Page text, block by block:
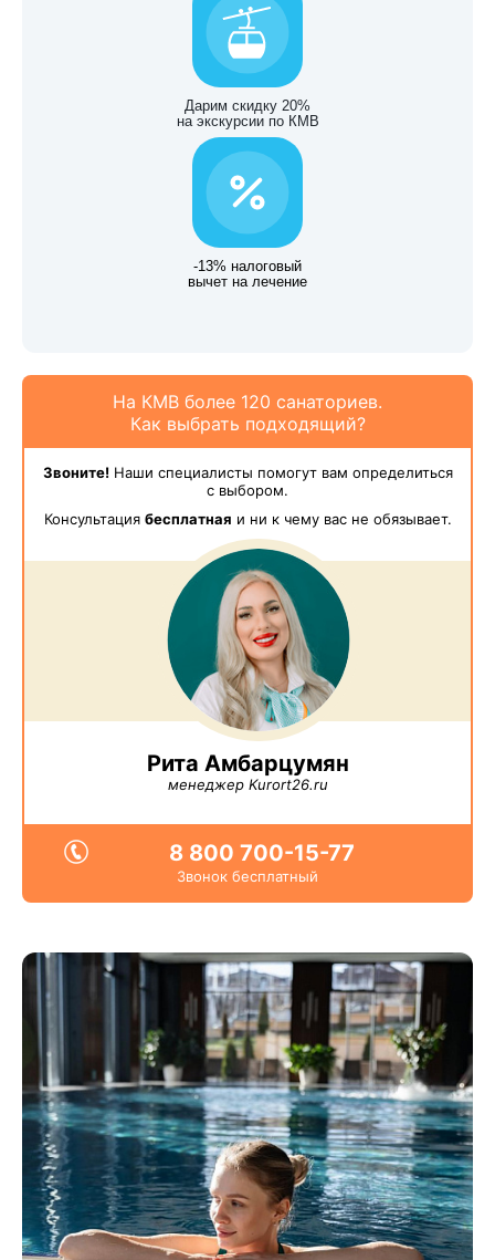
Дарим скидку 20%
на экскурсии по КМВ
-13% налоговый
вычет на лечение
На КМВ более 120 санаториев.
Как выбрать подходящий?
Звоните!Наши специалисты помогут вам определиться
с выбором.
Консультация бесплатная и ни к чему вас не обязывает.
Рита Амбарцумян
менеджер Kurort26.ru
8 800 700-15-77
Звонок бесплатный